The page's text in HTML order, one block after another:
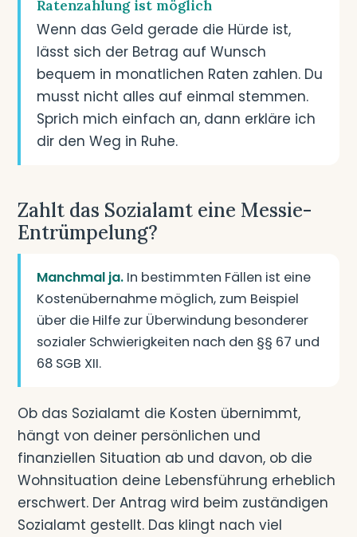
Ratenzahlung ist möglich
Wenn das Geld gerade die Hürde ist,
lässt sich der Betrag auf Wunsch
bequem in monatlichen Raten zahlen. Du
musst nicht alles auf einmal stemmen.
Sprich mich einfach an, dann erkläre ich
dir den Weg in Ruhe.
Zahlt das Sozialamt eine Messie-
Entrümpelung?
Manchmal ja. In bestimmten Fällen ist eine
Kostenübernahme möglich, zum Beispiel
über die Hilfe zur Überwindung besonderer
sozialer Schwierigkeiten nach den §§ 67 und
68 SGB XII.
Ob das Sozialamt die Kosten übernimmt,
hängt von deiner persönlichen und
finanziellen Situation ab und davon, ob die
Wohnsituation deine Lebensführung erheblich
erschwert. Der Antrag wird beim zuständigen
Sozialamt gestellt. Das klingt nach viel